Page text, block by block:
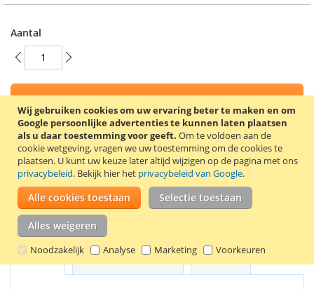
Wij gebruiken cookies om uw ervaring beter te maken en om
Google persoonlijke advertenties te kunnen laten plaatsen
als u daar toestemming voor geeft. Om te voldoen aan de
cookie wetgeving, vragen we uw toestemming om de cookies te
plaatsen. U kunt uw keuze later altijd wijzigen op de pagina met ons
privacybeleid. Bekijk hier het privacybeleid van Google.
Alle cookies toestaan Selectie toestaan
Alles weigeren
Noodzakelijk Analyse Marketing Voorkeuren
Aantal
In Winkelwagen
VOEG TOE AAN VERLANGLIJST
TOEVOEGEN OM TE VERGELIJKEN
Stijlvolle book case voor de Samsung Galaxy E7. Kleur: zwart.
Productkenmerken Reviews